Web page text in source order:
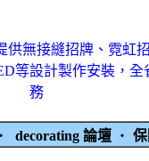
供無接縫招牌、霓虹
等設計製作安裝，全
務
decorating 論壇 ‧